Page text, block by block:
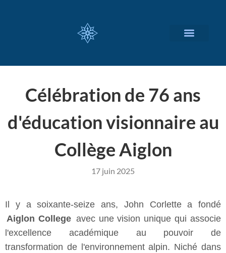
Célébration de 76 ans
d'éducation visionnaire au
Collège Aiglon
17 juin 2025
Il y a soixante-seize ans, John Corlette a fondé
Aiglon College avec une vision unique qui associe
l'excellence académique au pouvoir de
transformation de l'environnement alpin. Niché dans